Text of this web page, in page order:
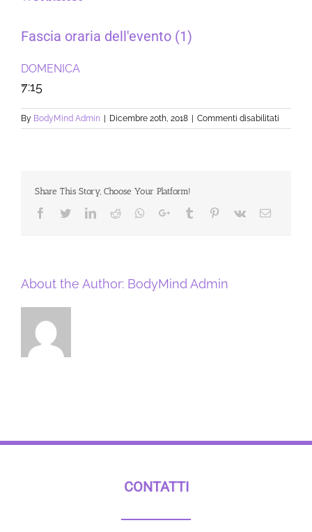
Fascia oraria dell'evento (1)
DOMENICA
7:15
-
By BodyMind Admin Dicembre 20th, 2018 Commenti disabilitati
Share This Story, Choose Your Platform!
Facebook
TwitterLinkedIn
Reddit Whatsapp
Google+Tumblr Pinterest
Vk Email
About the Author: BodyMind Admin
CONTATTI